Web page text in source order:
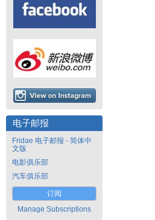
电子邮报
Fridae 电子邮报 - 简体中
文版
电影俱乐部
汽车俱乐部
订阅
Manage Subscriptions